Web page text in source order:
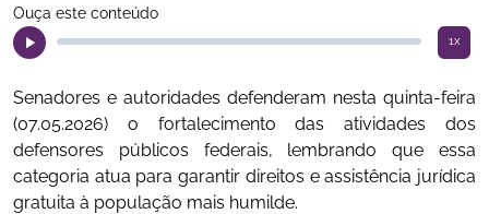
Ouça este conteúdo
1x
Senadores e autoridades defenderam nesta quinta-feira
(07.05.2026) o fortalecimento das atividades dos
defensores públicos federais, lembrando que essa
categoria atua para garantir direitos e assistência jurídica
gratuita à população mais humilde.